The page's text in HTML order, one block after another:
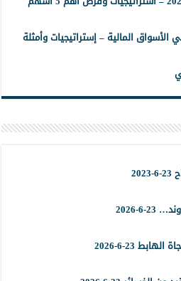
المالية – إستراتيجيات وأمثلة
2026
23-6-2026